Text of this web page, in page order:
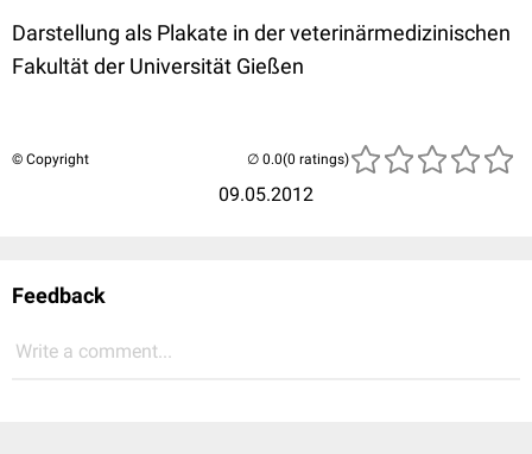
Darstellung als Plakate in der veterinärmedizinischen
Fakultät der Universität Gießen
© Copyright
09.05.2012
(0 ratings)
Feedback
Write a comment...